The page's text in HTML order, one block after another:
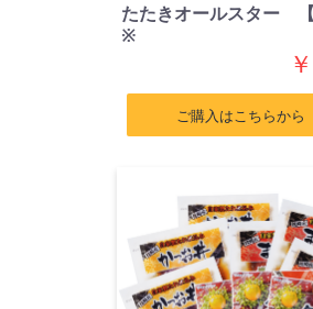
たたきオールスター 【
※
ご購入はこちらか